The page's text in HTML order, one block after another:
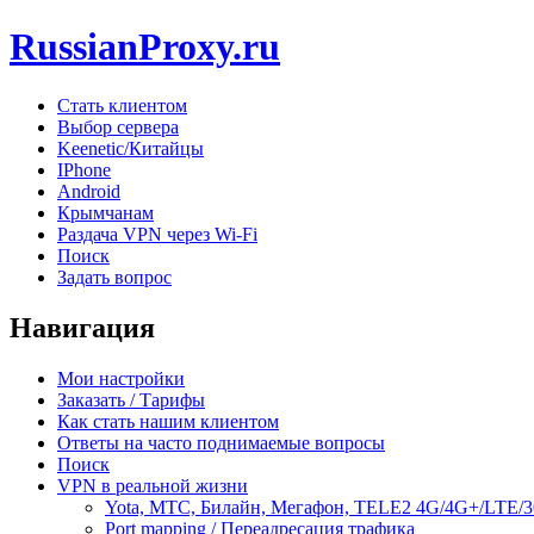
RussianProxy.ru
Стать клиентом
Выбор сервера
Keenetic/Китайцы
IPhone
Android
Крымчанам
Раздача VPN через Wi-Fi
Поиск
Задать вопрос
Навигация
Мои настройки
Заказать / Тарифы
Как стать нашим клиентом
Ответы на часто поднимаемые вопросы
Поиск
VPN в реальной жизни
Yota, МТС, Билайн, Мегафон, TELE2 4G/4G+/LTE/
Port mapping / Переадресация трафика